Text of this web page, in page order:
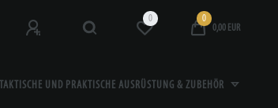
0
0
0,00 EUR
TAKTISCHE UND PRAKTISCHE AUSRÜSTUNG & ZUBEHÖR